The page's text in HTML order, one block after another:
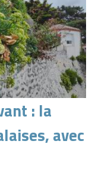
: la
avec